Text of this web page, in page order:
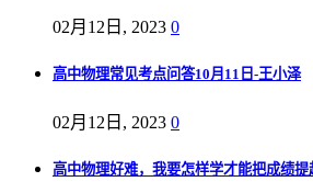
02月12日, 2023 0
高中物理常见考点问答10月11日-王小泽
02月12日, 2023 0
高中物理好难，我要怎样学才能把成绩提